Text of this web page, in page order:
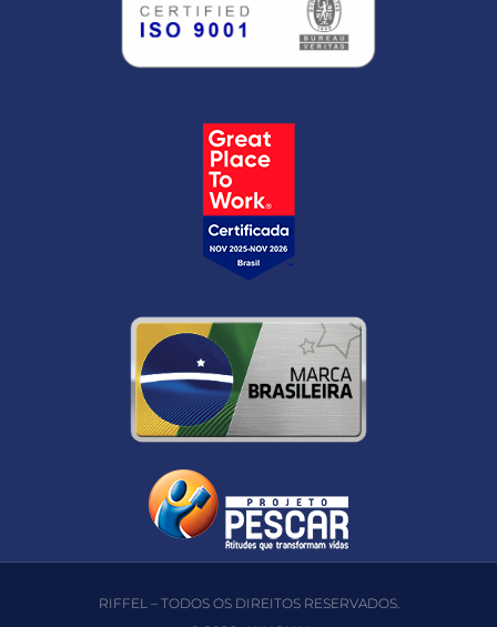
RIFFEL – TODOS OS DIREITOS RESERVADOS.